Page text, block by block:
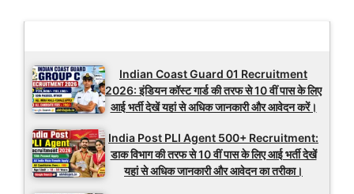
Indian Coast Guard 01 Recruitment
2026: इंडियन कॉस्ट गार्ड की तरफ से 10 वीं पास के लिए
आई भर्ती देखें यहां से अधिक जानकारी और आवेदन करें।
India Post PLI Agent 500+ Recruitment:
डाक विभाग की तरफ से 10 वीं पास के लिए आई भर्ती देखें
यहां से अधिक जानकारी और आवेदन का तरीका।